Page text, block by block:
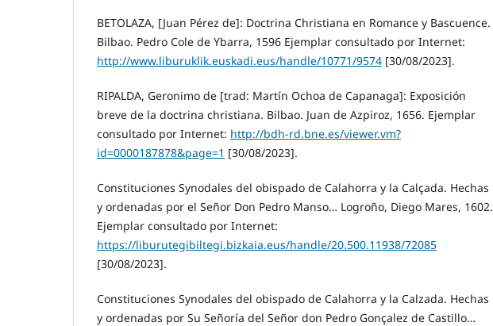
BETOLAZA, [Juan Pérez de]: Doctrina Christiana en Romance y Bascuence.
Bilbao. Pedro Cole de Ybarra, 1596 Ejemplar consultado por Internet:
http://www.liburuklik.euskadi.eus/handle/10771/9574 [30/08/2023].
RIPALDA, Geronimo de [trad: Martín Ochoa de Capanaga]: Exposición
breve de la doctrina christiana. Bilbao. Juan de Azpiroz, 1656. Ejemplar
consultado por Internet: http://bdh-rd.bne.es/viewer.vm?
id=0000187878&page=1 [30/08/2023].
Constituciones Synodales del obispado de Calahorra y la Calçada. Hechas
y ordenadas por el Señor Don Pedro Manso… Logroño, Diego Mares, 1602.
Ejemplar consultado por Internet:
https://liburutegibiltegi.bizkaia.eus/handle/20.500.11938/72085
[30/08/2023].
Constituciones Synodales del obispado de Calahorra y la Calzada. Hechas
y ordenadas por Su Señoría del Señor don Pedro Gonçalez de Castillo…